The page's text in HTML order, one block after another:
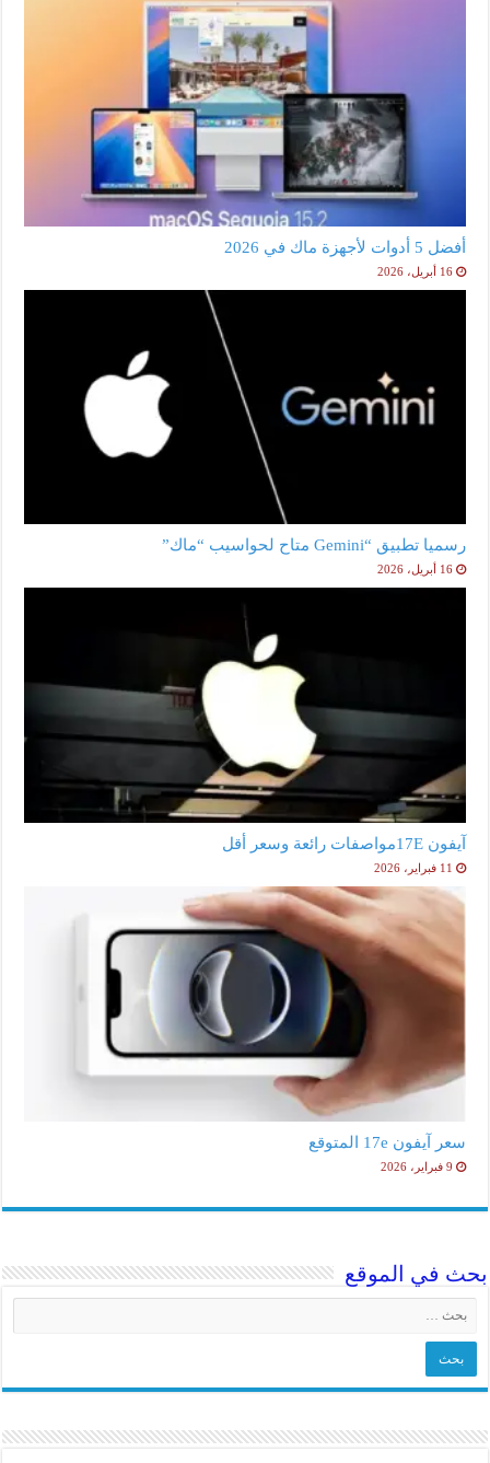
أفضل 5 أدوات لأجهزة ماك في 2026
16 أبريل، 2026
رسميا تطبيق “Gemini متاح لحواسيب “ماك”
16 أبريل، 2026
آيفون 17Eمواصفات رائعة وسعر أقل
11 فبراير، 2026
سعر آيفون 17e المتوقع
9 فبراير، 2026
بحث في الموقع